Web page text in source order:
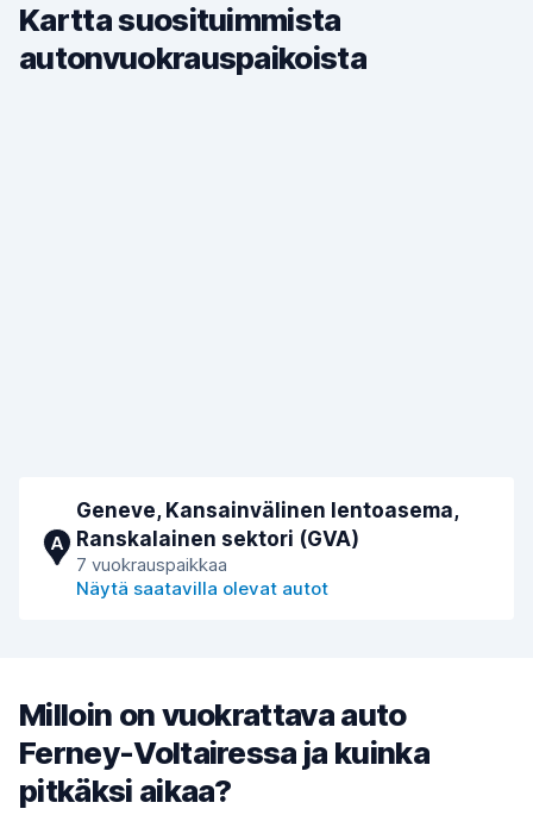
Kartta suosituimmista
autonvuokrauspaikoista
A
Geneve, Kansainvälinen lentoasema,
Ranskalainen sektori (GVA)
7 vuokrauspaikkaa
Näytä saatavilla olevat autot
Milloin on vuokrattava auto
Ferney-Voltairessa ja kuinka
pitkäksi aikaa?